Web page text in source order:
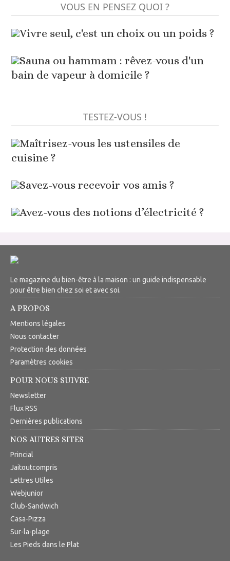
VOUS EN PENSEZ QUOI ?
Vivre seul, c'est un choix ou un poids ?
Sauna ou hammam : rêvez-vous d'un
bain de vapeur à domicile ?
TESTEZ-VOUS !
Maîtrisez-vous les ustensiles de
cuisine ?
Savez-vous recevoir vos amis ?
Avez-vous des notions d’électricité ?
Le magazine du bien-être à la maison : un guide indispensable
pour être bien chez soi et avec soi.
A PROPOS
Mentions légales
Nous contacter
Protection des données
Paramètres cookies
POUR NOUS SUIVRE
Newsletter
Flux RSS
Dernières publications
NOS AUTRES SITES
Princial
Jaitoutcompris
Lettres Utiles
Webjunior
Club-Sandwich
Casa-Pizza
Sur-la-plage
Les Pieds dans le Plat